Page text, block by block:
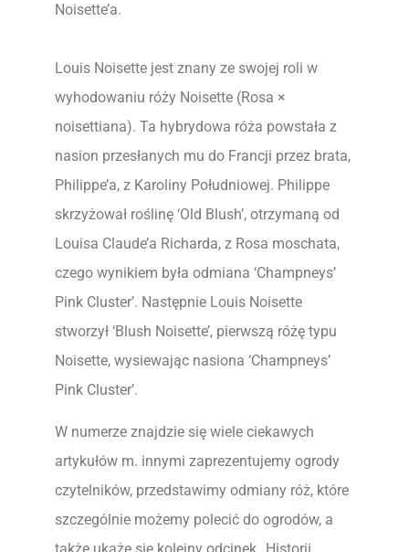
Noisette’a.
Louis Noisette jest znany ze swojej roli w
wyhodowaniu róży Noisette (Rosa ×
noisettiana). Ta hybrydowa róża powstała z
nasion przesłanych mu do Francji przez brata,
Philippe’a, z Karoliny Południowej. Philippe
skrzyżował roślinę ‘Old Blush’, otrzymaną od
Louisa Claude’a Richarda, z Rosa moschata,
czego wynikiem była odmiana ‘Champneys’
Pink Cluster’. Następnie Louis Noisette
stworzył ‘Blush Noisette’, pierwszą różę typu
Noisette, wysiewając nasiona ‘Champneys’
Pink Cluster’.
W numerze znajdzie się wiele ciekawych
artykułów m. innymi zaprezentujemy ogrody
czytelników, przedstawimy odmiany róż, które
szczególnie możemy polecić do ogrodów, a